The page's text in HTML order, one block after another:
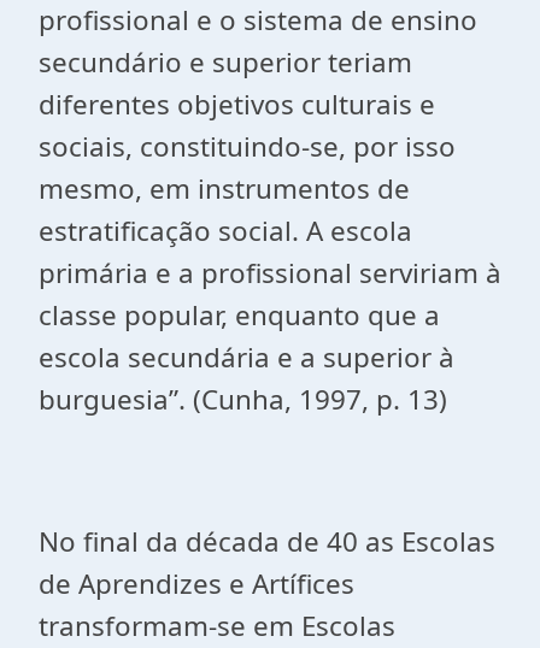
profissional e o sistema de ensino
secundário e superior teriam
diferentes objetivos culturais e
sociais, constituindo-se, por isso
mesmo, em instrumentos de
estratificação social. A escola
primária e a profissional serviriam à
classe popular, enquanto que a
escola secundária e a superior à
burguesia”. (Cunha, 1997, p. 13)
No final da década de 40 as Escolas
de Aprendizes e Artífices
transformam-se em Escolas